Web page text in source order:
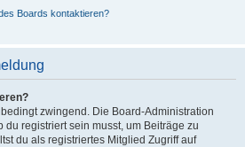
Boards kontaktieren?
zwingend. Die Board-Administration
du registriert sein musst, um Beiträge zu
du als registriertes Mitglied Zugriff auf